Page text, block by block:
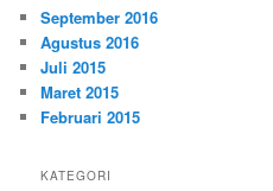
September 2016
Agustus 2016
Juli 2015
Maret 2015
Februari 2015
KATEGORI